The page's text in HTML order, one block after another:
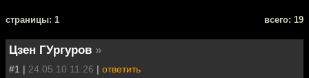
cтраницы: 1 всего: 19
Цзен ГУргуров »
#1 | 24.05.10 11:26 | ответить